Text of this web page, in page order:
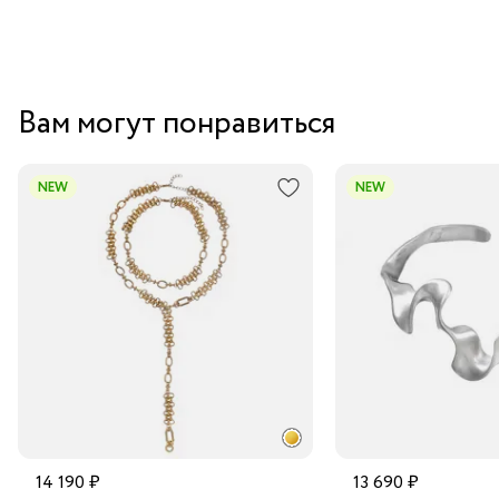
Вам могут понравиться
NEW
14 190 ₽
NEW
13 690 ₽